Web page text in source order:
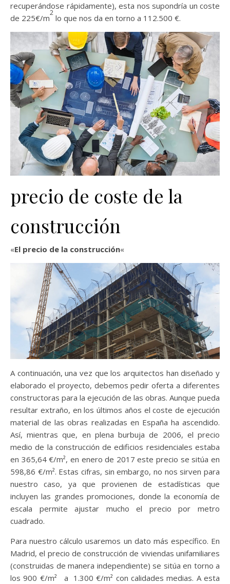
recuperándose rápidamente), esta nos supondría un coste
de 225€/m
2
lo que nos da en torno a 112.500 €.
precio de coste de la
construcción
«El precio de la construcción«
A continuación, una vez que los arquitectos han diseñado y
elaborado el proyecto, debemos pedir oferta a diferentes
constructoras para la ejecución de las obras. Aunque pueda
resultar extraño, en los últimos años el coste de ejecución
material de las obras realizadas en España ha ascendido.
Así, mientras que, en plena burbuja de 2006, el precio
medio de la construcción de edificios residenciales estaba
en 365,64 €/m², en enero de 2017 este precio se sitúa en
598,86 €/m². Estas cifras, sin embargo, no nos sirven para
nuestro caso, ya que provienen de estadísticas que
incluyen las grandes promociones, donde la economía de
escala permite ajustar mucho el precio por metro
cuadrado.
Para nuestro cálculo usaremos un dato más específico. En
Madrid, el precio de construcción de viviendas unifamiliares
(construidas de manera independiente) se sitúa en torno a
los 900 €/m²
a 1.300 €/m² con calidades medias. A esta